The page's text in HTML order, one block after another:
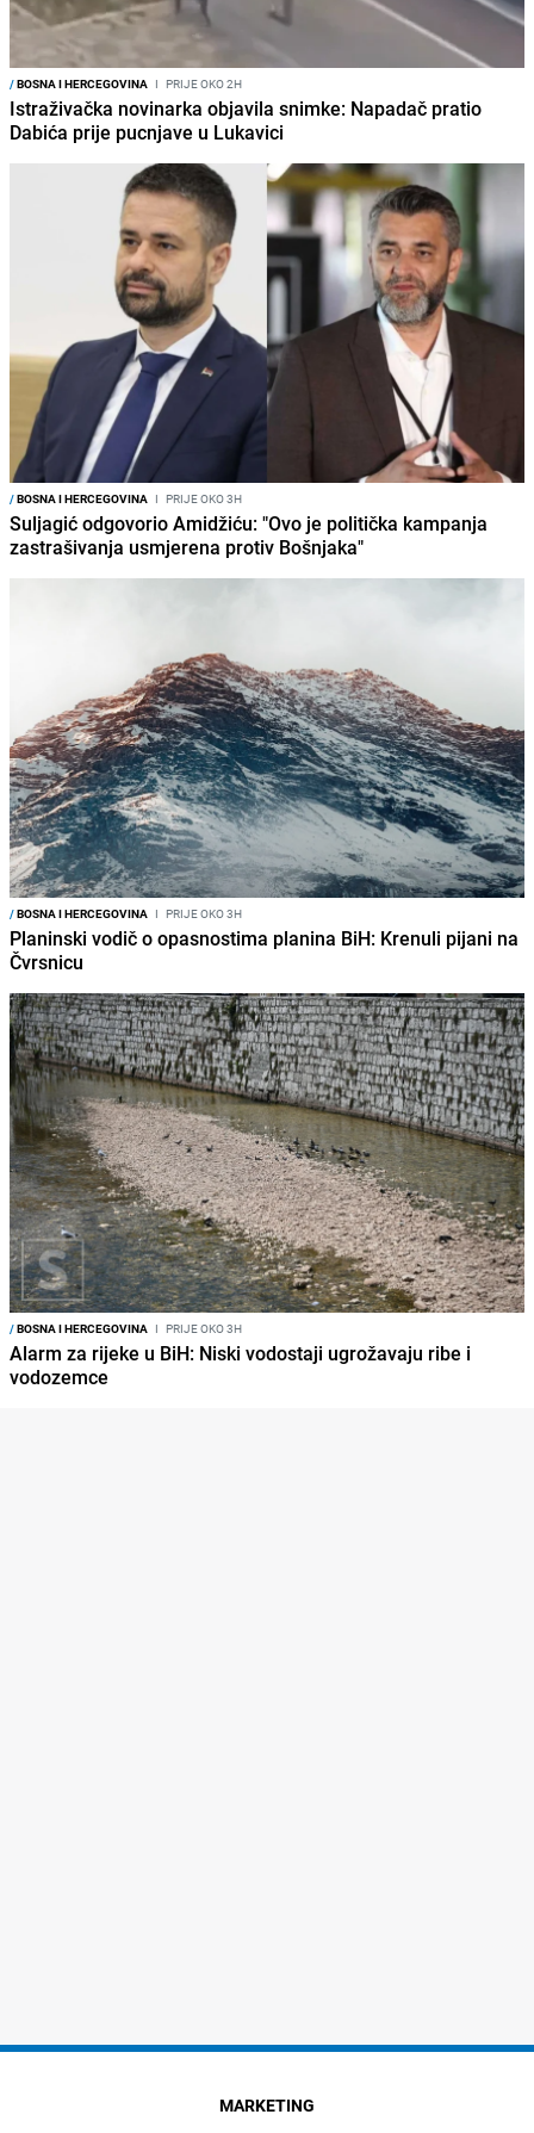
/BOSNA I HERCEGOVINA I PRIJE OKO 2H
Istraživačka novinarka objavila snimke: Napadač pratio
Dabića prije pucnjave u Lukavici
/BOSNA I HERCEGOVINA I PRIJE OKO 3H
Suljagić odgovorio Amidžiću: "Ovo je politička kampanja
zastrašivanja usmjerena protiv Bošnjaka"
/BOSNA I HERCEGOVINA I PRIJE OKO 3H
Planinski vodič o opasnostima planina BiH: Krenuli pijani na
Čvrsnicu
/BOSNA I HERCEGOVINA I PRIJE OKO 3H
Alarm za rijeke u BiH: Niski vodostaji ugrožavaju ribe i
vodozemce
MARKETING